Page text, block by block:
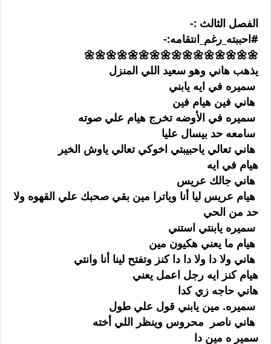
الفصل الثالث :-
#احببته_رغم_انتقامه:-
🌼🌼🌼🌼🌼🌼🌼🌼🌼🌼🌼🌼🌼🌼🌼🌼
يذهب هاني وهو سعيد اللي المنزل
سميره في ايه يابني
هاني فين هيام فين
سميره في الأوضه تخرج هيام علي صوته
سامعه حد بيسال عليا
هاني تعالي ياحبيبتي اخوكي تعالي ياوش الخير
هيام في ايه
هاني جالك عريس
هيام عريس ليا أنا وياترا مين بقي صحبك علي القهوه ولا
حد من الحي
سميره يابنتي استني
هيام ما يعني هكيون مين
هاني ولا دا ولا دا دا كنز وتفتح لينا أنا وانتي
هيام كنز ايه رجل اعمل يعني
هاني حاجه زي كدا
سميره. مين يابني قول علي طول
هاني ناصر محروس وينظر اللي أخته
سمير ه مين دا